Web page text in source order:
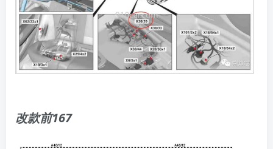
​改款前167